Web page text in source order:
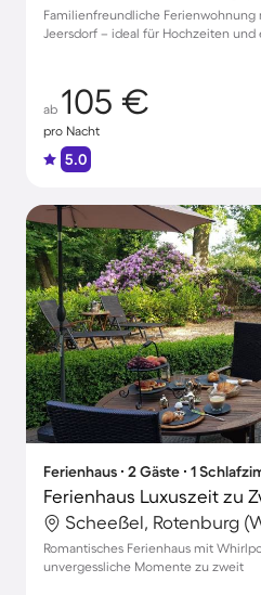
Familienfreundliche Ferienwohnung
Jeersdorf – ideal für Hochzeiten
ab 105 €
pro Nacht
5.0
Ferienhaus ∙ 2 Gäste ∙ 1
Ferienhaus Luxuszeit zu
Scheeßel, Rotenburg
Romantisches Ferienhaus mit
unvergessliche Momente zu zweit